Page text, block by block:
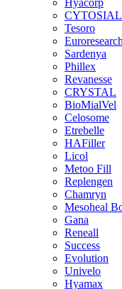
Hyacorp
CYTOSIAL
Tesoro
Euroresearch
Sardenya
Phillex
Revanesse
CRYSTAL
BioMialVel
Celosome
Etrebelle
HAFiller
Licol
Metoo Fill
Replengen
Chamryn
Mesoheal
Gana
Reneall
Success
Evolution
Univelo
Hyamax